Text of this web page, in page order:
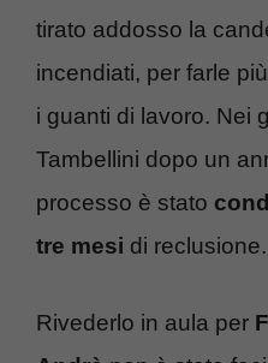
tirato addosso la
incendiati, per farle
i guanti di lavoro. Nei
Tambellini dopo un
processo è stato
tre mesi di reclusione.
Rivederlo in aula per